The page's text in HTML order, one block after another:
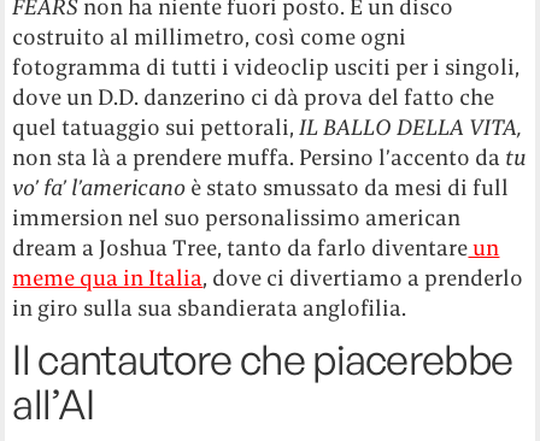
FEARS non ha niente fuori posto. È un disco
costruito al millimetro, così come ogni
fotogramma di tutti i videoclip usciti per i singoli,
dove un D.D. danzerino ci dà prova del fatto che
quel tatuaggio sui pettorali,IL BALLO DELLA VITA,
non sta là a prendere muffa. Persino l’accento da tu
vo’ fa’ l’americano è stato smussato da mesi di full
immersion nel suo personalissimo american
dream a Joshua Tree, tanto da farlo diventareun
meme qua in Italia, dove ci divertiamo a prenderlo
in giro sulla sua sbandierata anglofilia.
Il cantautore che piacerebbe
all’AI